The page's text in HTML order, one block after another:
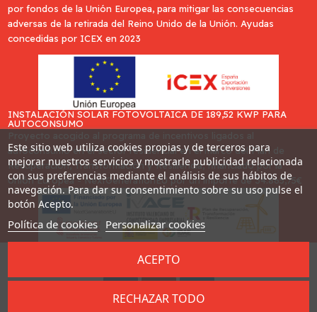
por fondos de la Unión Europea, para mitigar las consecuencias
adversas de la retirada del Reino Unido de la Unión. Ayudas
concedidas por ICEX en 2023
INSTALACIÓN SOLAR FOTOVOLTAICA DE 189,52 KWP PARA
AUTOCONSUMO
autoconsumo en el sector residencial en el marco del Plan de
Recuperación, Transformación y Resiliencia, financiado por la
Unión Europea - NextGenerationEU por un importe de 34.865,75€
Desarrollado por
Este sitio web utiliza cookies propias y de terceros para
mejorar nuestros servicios y mostrarle publicidad relacionada
con sus preferencias mediante el análisis de sus hábitos de
navegación. Para dar su consentimiento sobre su uso pulse el
botón Acepto.
Política de cookies Personalizar cookies
RECHAZAR TODO
ACEPTO